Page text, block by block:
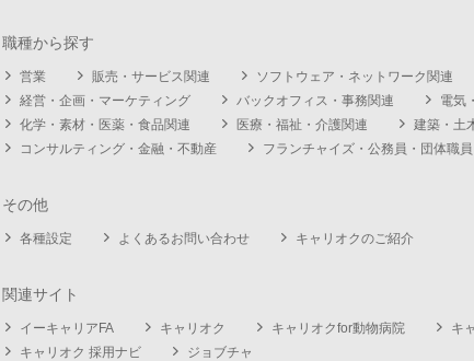
職種から探す
営業 販売・サービス関連
ソフトウェア・ネットワーク関連
経営・企画・マーケティング
バックオフィス・事務関連
電気
化学・素材・医薬・食品関連
医療・福祉・介護関連
建築・土
コンサルティング・金融・不動産
フランチャイズ・公務員・団体職
その他
各種設定 よくあるお問い合わせ キャリオクのご紹介
関連サイト
イーキャリアFA キャリオク キャリオクfor動物病院
キ
キャリオク 採用ナビ
ジョブチャ